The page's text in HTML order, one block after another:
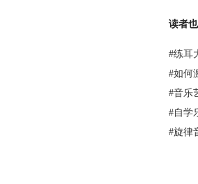
读者
#练耳
#如何
#音乐
#自学
#旋律